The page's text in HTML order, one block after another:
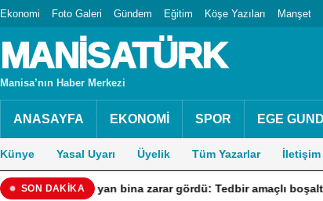
Ekonomi Foto Galeri Gündem Eğitim Köşe Yazıları Manşet
MANİSATÜRK
Manisa’nın Haber Merkezi
ANASAYFA EKONOMİ SPOR EGE
Künye Yasal Uyarı Üyelik Tüm Yazarlar İletişim
SON DAKİKA
yan bina zarar gördü: Tedbir amaçlı boşaltıldı